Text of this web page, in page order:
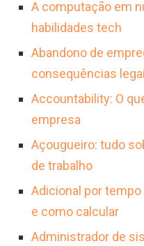
menores, enquanto
consolidados
significativamente
A computação em
habilidades tech
Abandono de
consequências
Accountability: O
empresa
Açougueiro: tudo
de trabalho
Adicional por
e como calcular
Administrador de